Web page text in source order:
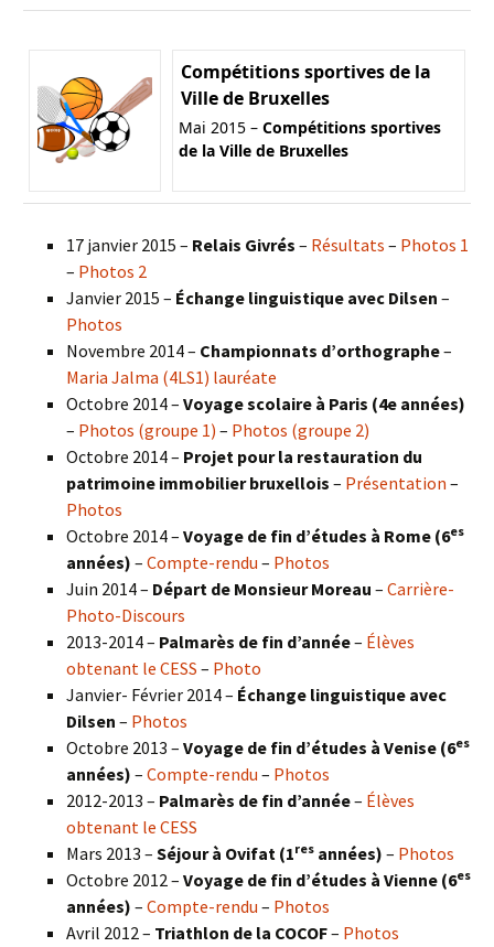
Compétitions sportives de la
Ville de Bruxelles
Mai 2015 – Compétitions sportives
de la Ville de Bruxelles
17 janvier 2015 – Relais Givrés – Résultats – Photos 1
– Photos 2
Janvier 2015 – Échange linguistique avec Dilsen –
Photos
Novembre 2014 – Championnats d’orthographe–
Maria Jalma (4LS1) lauréate
Octobre 2014 – Voyage scolaire à Paris (4e années)
– Photos (groupe 1) – Photos (groupe 2)
Octobre 2014 – Projet pour la restauration du
patrimoine immobilier bruxellois – Présentation –
Photos
Octobre 2014 – Voyage de fin d’études à Rome (6es
années) – Compte-rendu – Photos
Juin 2014 – Départ de Monsieur Moreau – Carrière-
Photo-Discours
2013-2014 – Palmarès de fin d’année– Élèves
obtenant le CESS – Photo
Janvier- Février 2014 – Échange linguistique avec
Dilsen – Photos
Octobre 2013 – Voyage de fin d’études à Venise (6es
années) – Compte-rendu – Photos
2012-2013 – Palmarès de fin d’année– Élèves
obtenant le CESS
Mars 2013 – Séjour à Ovifat (1res années) – Photos
Octobre 2012 – Voyage de fin d’études à Vienne (6es
années) – Compte-rendu – Photos
Avril 2012 – Triathlon de la COCOF– Photos